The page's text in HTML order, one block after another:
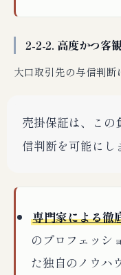
2-2-2. 高度かつ客
大口取引先の与信判断
売掛保証は、この
信判断を可能にし
専門家による徹
のプロフェッシ
た独自のノウハ